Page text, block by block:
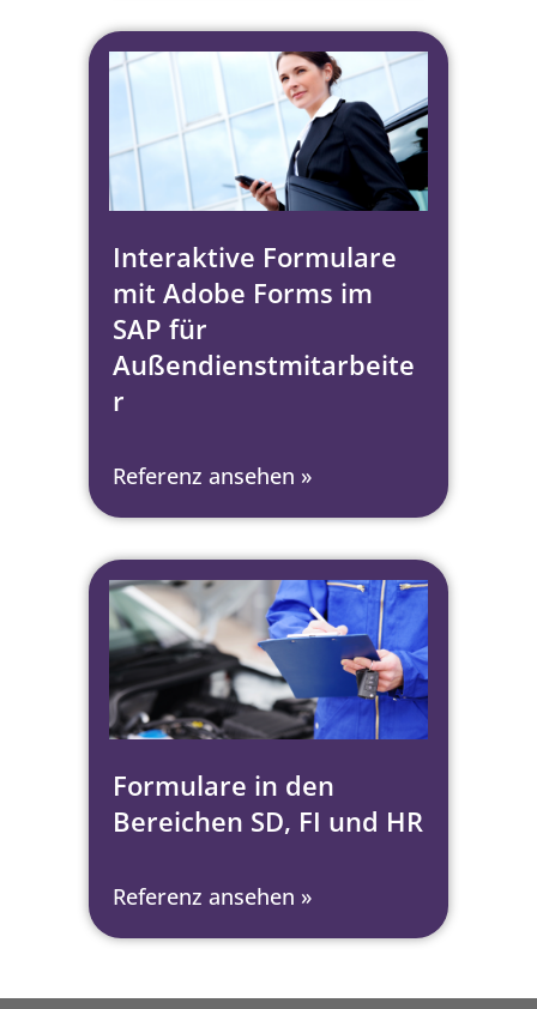
Interaktive Formulare
mit Adobe Forms im
SAP für
Außendienstmitarbeite
r
Referenz ansehen »
Formulare in den
Bereichen SD, FI und HR
Referenz ansehen »